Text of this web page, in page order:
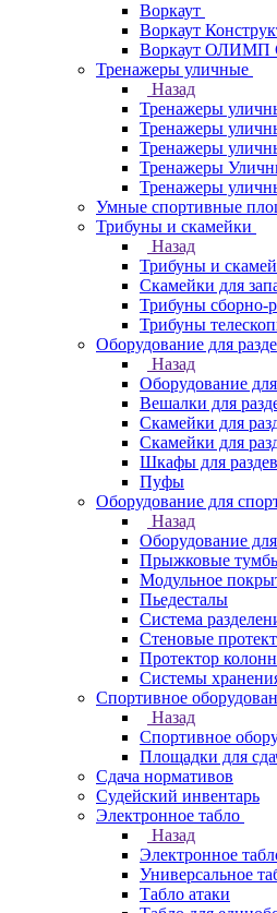
Воркаут
Воркаут
Воркаут
Тренажеры уличные
Назад
Тренажеры
Тренажеры
Тренажеры
Тренажеры
Тренажеры
Умные спортивные
Трибуны и скамейки
Назад
Трибуны и
Скамейки для
Трибуны сборно-
Трибуны
Оборудование для
Назад
Оборудование
Вешалки для
Скамейки для
Скамейки для
Шкафы для
Пуфы
Оборудование для
Назад
Оборудование
Прыжковые
Модульное
Пьедесталы
Система
Стеновые
Протектор
Системы
Спортивное
Назад
Спортивное
Площадки для
Сдача нормативов
Судейский инвентарь
Электронное табло
Назад
Электронное
Универсальное
Табло атаки